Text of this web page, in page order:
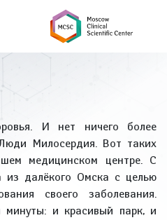
И нет ничего более
Милосердия. Вот таких
медицинском центре. С
из далёкого Омска с целью
своего заболевания.
минуты: и красивый парк, и